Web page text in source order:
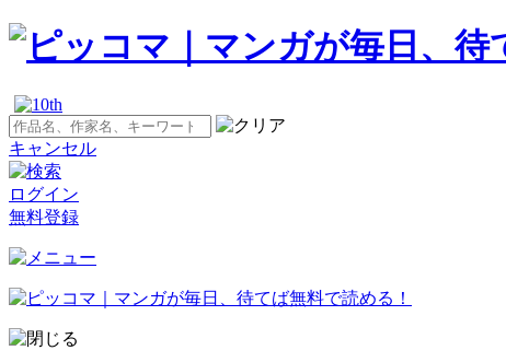
キャンセル
ログイン
無料登録